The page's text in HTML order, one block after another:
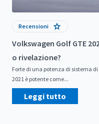
Recensioni
Volkswagen Golf GTE
o rivelazione?
Forte di una potenza di sistema di
2021 è potente come...
Leggi tutto